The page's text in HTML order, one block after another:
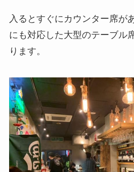
入るとすぐにカウンター席が
にも対応した大型のテーブル
ります。